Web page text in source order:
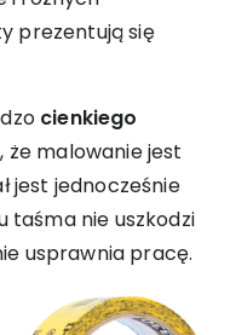
prezentują się
cienkiego
że malowanie jest
jest jednocześnie
taśma nie uszkodzi
usprawnia pracę.